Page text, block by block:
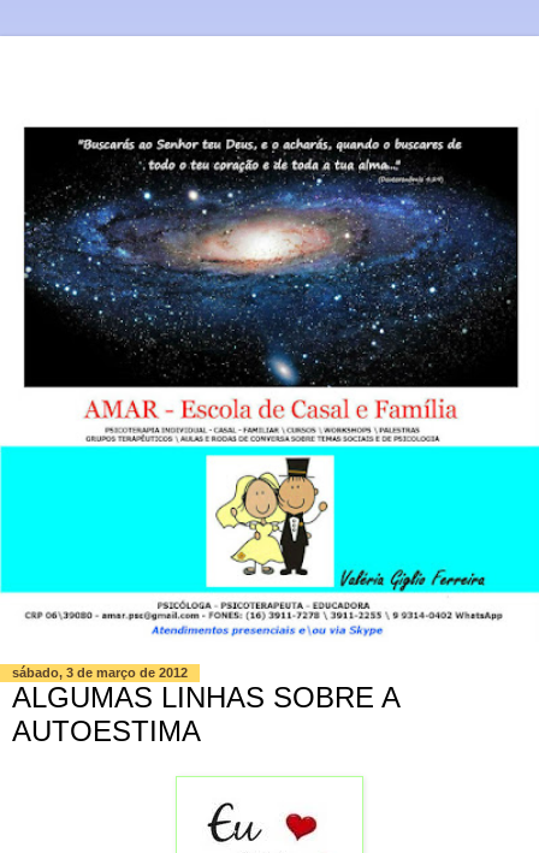
sábado, 3 de março de 2012
ALGUMAS LINHAS SOBRE A
AUTOESTIMA